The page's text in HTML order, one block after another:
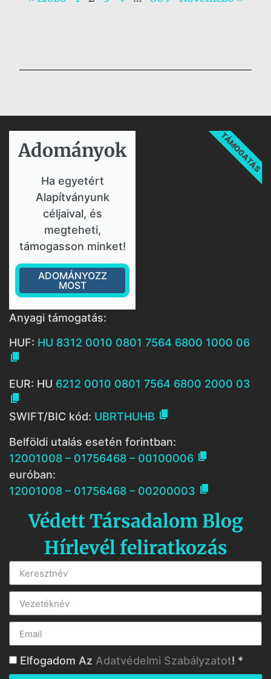
Adományok​
Ha egyetért
Alapítványunk
céljaival, és
megteheti,
támogasson minket!
ADOMÁNYOZZ
MOST
TÁMOGATÁS
Anyagi támogatás:
HUF: HU 8312 0010 0801 7564 6800 1000 06

EUR: HU 6212 0010 0801 7564 6800 2000 03

SWIFT/BIC kód: UBRTHUHB 
Belföldi utalás esetén forintban:
12001008 – 01756468 – 00100006 
euróban:
12001008 – 01756468 – 00200003 
Védett Társadalom Blog
Hírlevél feliratkozás
Elfogadom Az Adatvédelmi Szabályzatot! *